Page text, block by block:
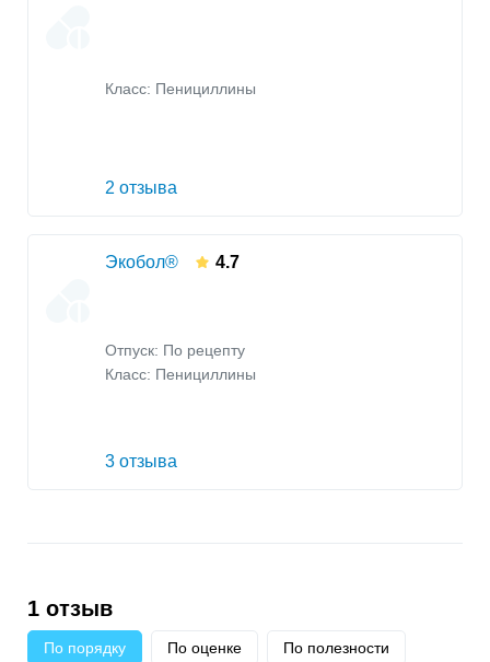
Класс: Пенициллины
2 отзыва
Экобол® 4.7
Отпуск: По рецепту
Класс: Пенициллины
3 отзыва
1 отзыв
По порядку По оценке По полезности